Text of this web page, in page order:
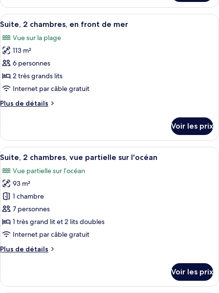
chambres,
vue
le
type
de
Suite,
2
chambres,
vue
ville
Afficher
toutes
les
photos
pour
ce
type
chambre :
chambres,
en
de
mer
Une chambre d’hôtel avec une
11
Suite, 2 chambres, en front de mer
Vue sur la plage
113 m²
6 personnes
2 très grands lits
Internet par câble gratuit
Plus de détails
Plus
le
type
de
Suite,
2
chambres,
en
front
de
mer
Voir les prix
Afficher
toutes
les
photos
pour
ce
type
de
chambre :
Suite,
vue
Une chambre d’hôtel moderne
8
Suite, 2 chambres, vue partielle sur l'océan
Vue partielle sur l’océan
93 m²
1 chambre
7 personnes
1 très grand lit et 2 lits doubles
Internet par câble gratuit
Plus de détails
Plus
le
Voir les prix